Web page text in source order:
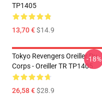
TP1405
13,70 €$14.9
Tokyo Revengers Oreiller Du
Corps - Oreiller TR TP1405
26,58 €$28.9
-18%